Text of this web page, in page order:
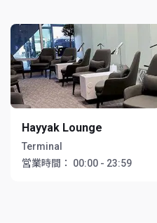
Hayyak Lounge
Terminal
営業時間：
00:00 - 23:59